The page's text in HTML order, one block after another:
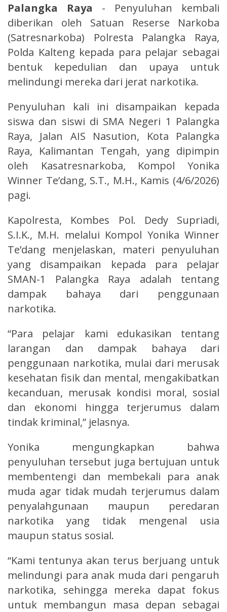
Palangka Raya - Penyuluhan kembali
diberikan oleh Satuan Reserse Narkoba
(Satresnarkoba) Polresta Palangka Raya,
Polda Kalteng kepada para pelajar sebagai
bentuk kepedulian dan upaya untuk
melindungi mereka dari jerat narkotika.
Penyuluhan kali ini disampaikan kepada
siswa dan siswi di SMA Negeri 1 Palangka
Raya, Jalan AIS Nasution, Kota Palangka
Raya, Kalimantan Tengah, yang dipimpin
oleh Kasatresnarkoba, Kompol Yonika
Winner Te’dang, S.T., M.H., Kamis (4/6/2026)
pagi.
Kapolresta, Kombes Pol. Dedy Supriadi,
S.I.K., M.H. melalui Kompol Yonika Winner
Te’dang menjelaskan, materi penyuluhan
yang disampaikan kepada para pelajar
SMAN-1 Palangka Raya adalah tentang
dampak bahaya dari penggunaan
narkotika.
“Para pelajar kami edukasikan tentang
larangan dan dampak bahaya dari
penggunaan narkotika, mulai dari merusak
kesehatan fisik dan mental, mengakibatkan
kecanduan, merusak kondisi moral, sosial
dan ekonomi hingga terjerumus dalam
tindak kriminal,” jelasnya.
Yonika mengungkapkan bahwa
penyuluhan tersebut juga bertujuan untuk
membentengi dan membekali para anak
muda agar tidak mudah terjerumus dalam
penyalahgunaan maupun peredaran
narkotika yang tidak mengenal usia
maupun status sosial.
“Kami tentunya akan terus berjuang untuk
melindungi para anak muda dari pengaruh
narkotika, sehingga mereka dapat fokus
untuk membangun masa depan sebagai